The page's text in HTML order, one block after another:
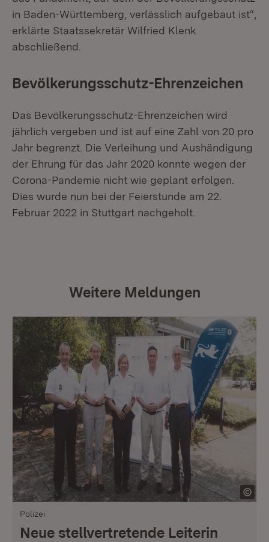
in Baden-Württemberg, verlässlich aufgebaut ist“,
erklärte Staatssekretär Wilfried Klenk
abschließend.
Bevölkerungsschutz-Ehrenzeichen
Das Bevölkerungsschutz-Ehrenzeichen wird
jährlich vergeben und ist auf eine Zahl von 20 pro
Jahr begrenzt. Die Verleihung und Aushändigung
der Ehrung für das Jahr 2020 konnte wegen der
Corona-Pandemie nicht wie geplant erfolgen.
Dies wurde nun bei der Feierstunde am 22.
Februar 2022 in Stuttgart nachgeholt.
Weitere Meldungen
Polizei
Neue stellvertretende Leiterin